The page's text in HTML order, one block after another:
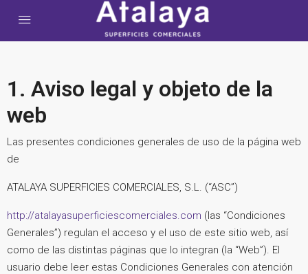
1. Aviso legal y objeto de la
web
Las presentes condiciones generales de uso de la página web
de
ATALAYA SUPERFICIES COMERCIALES, S.L. (“ASC”)
http://atalayasuperficiescomerciales.com (las “Condiciones
Generales”) regulan el acceso y el uso de este sitio web, así
como de las distintas páginas que lo integran (la “Web”). El
usuario debe leer estas Condiciones Generales con atención